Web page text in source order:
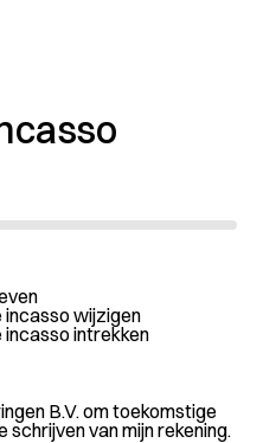
wijzigen
intrekken
B.V. om toekomstige
van mijn rekening.